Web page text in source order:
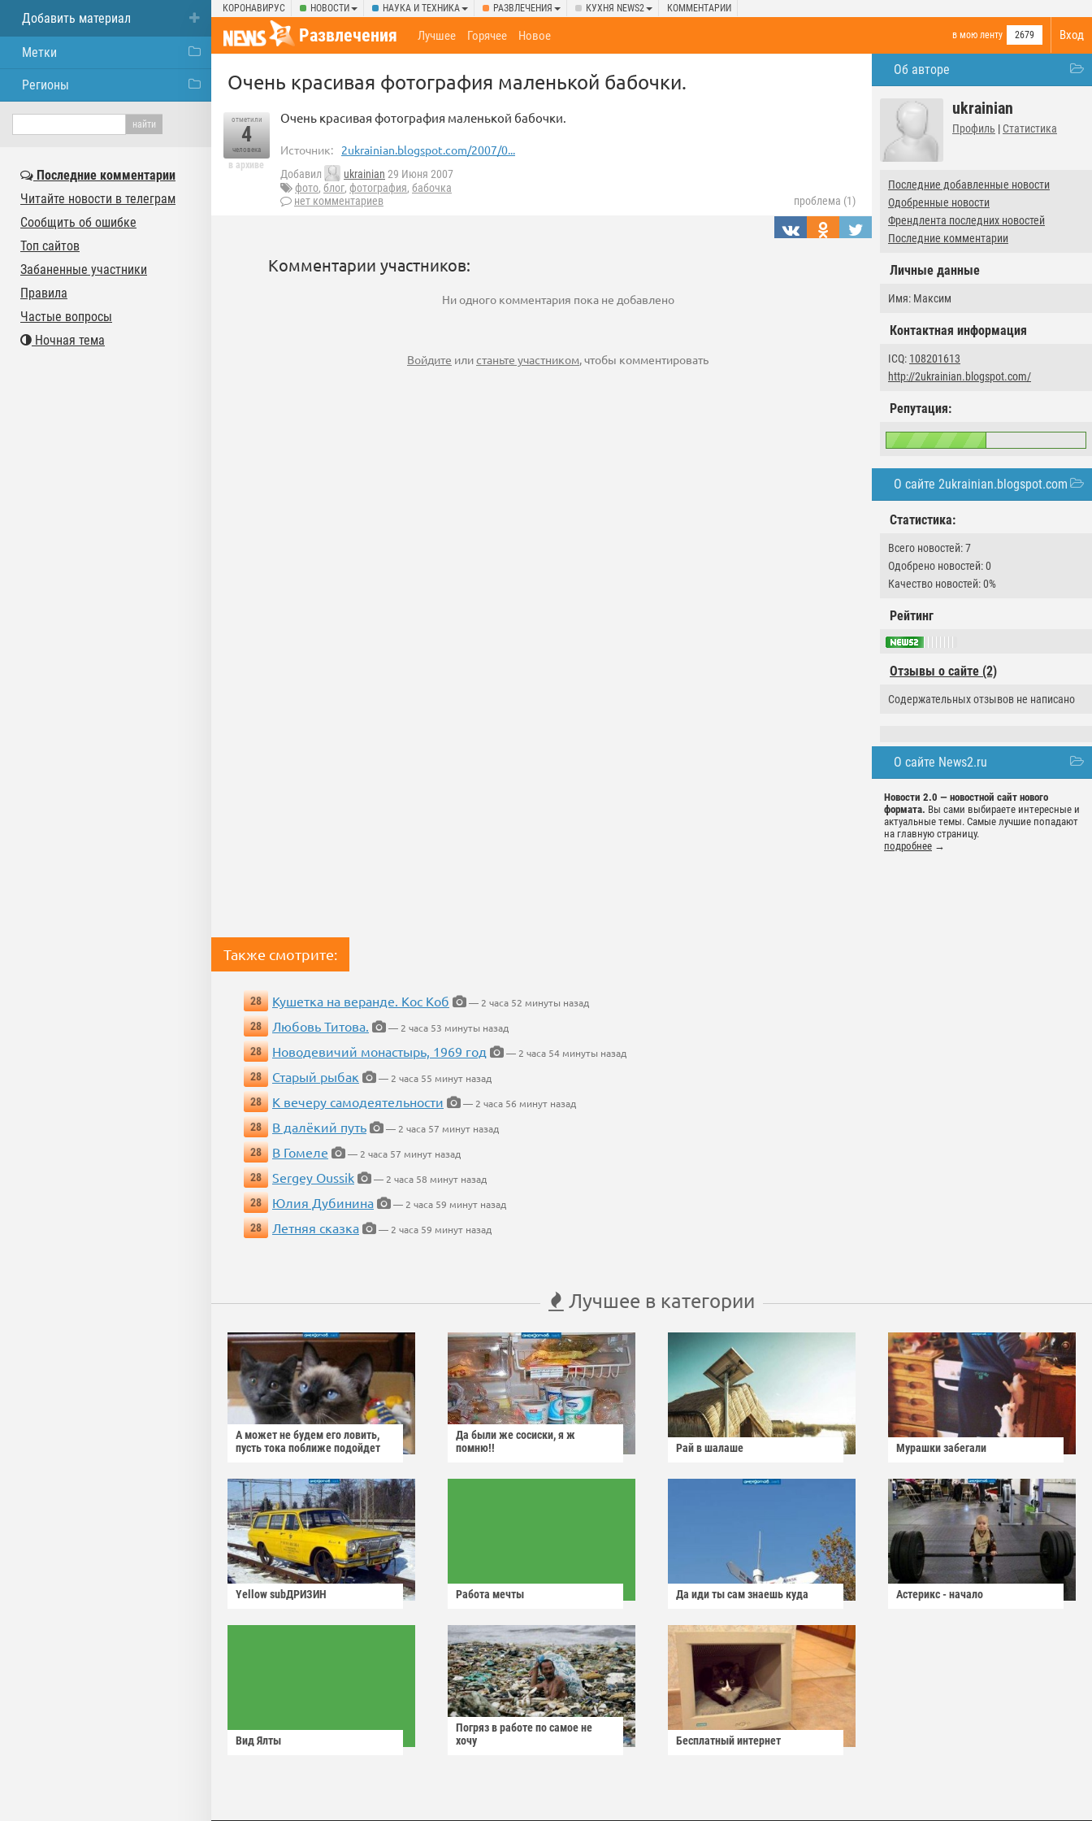
КОРОНАВИРУС НОВОСТИ НАУКА И ТЕХНИКА РАЗВЛЕЧЕНИЯ КУХНЯ NEWS2 КОММЕНТАРИИ
Вход
Развлечения в мою ленту 2679
Лучшее Горячее Новое
Об авторе
ukrainian
Профиль | Статистика
Последние добавленные новости
Одобренные новости
Френдлента последних новостей
Последние комментарии
Личные данные
Имя: Максим
Контактная информация
ICQ: 108201613
http://2ukrainian.blogspot.com/
Репутация:
О сайте 2ukrainian.blogspot.com
Статистика:
Всего новостей: 7
Одобрено новостей: 0
Качество новостей: 0%
Рейтинг
Отзывы о сайте (2)
Содержательных отзывов не написано
О сайте News2.ru
Новости 2.0 — новостной сайт нового
формата. Вы сами выбираете интересные и
актуальные темы. Самые лучшие попадают
на главную страницу.
подробнее →
Очень красивая фотография маленькой бабочки.
отметили
4
человека
в архиве
Очень красивая фотография маленькой бабочки.
Источник: 2ukrainian.blogspot.com/2007/0...
Добавил ukrainian 29 Июня 2007
фото, блог, фотография, бабочка
нет комментариев
проблема (1)
Комментарии участников:
Ни одного комментария пока не добавлено
Войдите илистаньте участником, чтобы комментировать
Также смотрите:
28 Кушетка на веранде. Кос Коб
— 2 часа 52 минуты назад
28
Любовь Титова.
— 2 часа 53 минуты назад
28
Новодевичий монастырь, 1969 год
— 2 часа 54 минуты назад
28
Старый рыбак
— 2 часа 55 минут назад
28
К вечеру самодеятельности
— 2 часа 56 минут назад
28
В далёкий путь
— 2 часа 57 минут назад
28
В Гомеле
— 2 часа 57 минут назад
28
Sergey Oussik
— 2 часа 58 минут назад
28
Юлия Дубинина
— 2 часа 59 минут назад
28
Летняя сказка — 2 часа 59 минут назад
Лучшее в категории
А может не будем его ловить,
пусть тока поближе подойдет
Да были же сосиски, я ж
помню!!
Рай в шалаше Мурашки забегали
Yellow subДРИЗИН Работа мечты Да иди ты сам знаешь куда Астерикс - начало
Вид Ялты
Погряз в работе по самое не
хочу
Бесплатный интернет
Добавить материал
Метки
Регионы
Последние комментарии
Читайте новости в телеграм
Сообщить об ошибке
Топ сайтов
Забаненные участники
Правила
Частые вопросы
Ночная тема